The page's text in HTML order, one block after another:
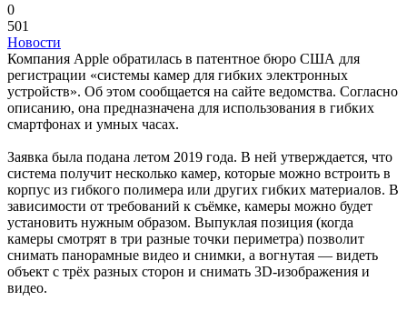
0
501
Новости
Компания Apple обратилась в патентное бюро США для
регистрации «системы камер для гибких электронных
устройств». Об этом сообщается на сайте ведомства. Согласно
описанию, она предназначена для использования в гибких
смартфонах и умных часах.
Заявка была подана летом 2019 года. В ней утверждается, что
система получит несколько камер, которые можно встроить в
корпус из гибкого полимера или других гибких материалов. В
зависимости от требований к съёмке, камеры можно будет
установить нужным образом. Выпуклая позиция (когда
камеры смотрят в три разные точки периметра) позволит
снимать панорамные видео и снимки, а вогнутая — видеть
объект с трёх разных сторон и снимать 3D-изображения и
видео.